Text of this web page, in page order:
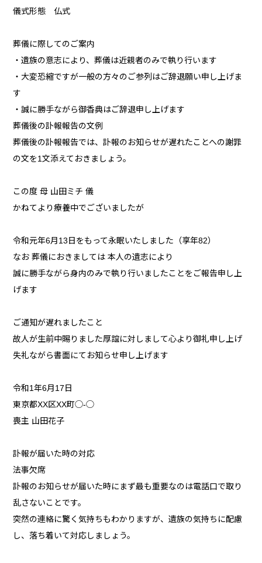
儀式形態 仏式
葬儀に際してのご案内
・遺族の意志により、葬儀は近親者のみで執り行います
・大変恐縮ですが一般の方々のご参列はご辞退願い申し上げま
す
・誠に勝手ながら御香典はご辞退申し上げます
葬儀後の訃報報告の文例
葬儀後の訃報報告では、訃報のお知らせが遅れたことへの謝罪
の文を1文添えておきましょう。
この度 母 山田ミチ 儀
かねてより療養中でございましたが
令和元年6月13日をもって永眠いたしました（享年82）
なお 葬儀におきましては 本人の遺志により
誠に勝手ながら身内のみで執り行いましたことをご報告申し上
げます
ご通知が遅れましたこと
故人が生前中賜りました厚誼に対しまして心より御礼申し上げ
失礼ながら書面にてお知らせ申し上げます
令和1年6月17日
東京都XX区XX町◯-◯
喪主 山田花子
訃報が届いた時の対応
法事欠席
訃報のお知らせが届いた時にまず最も重要なのは電話口で取り
乱さないことです。
突然の連絡に驚く気持ちもわかりますが、遺族の気持ちに配慮
し、落ち着いて対応しましょう。